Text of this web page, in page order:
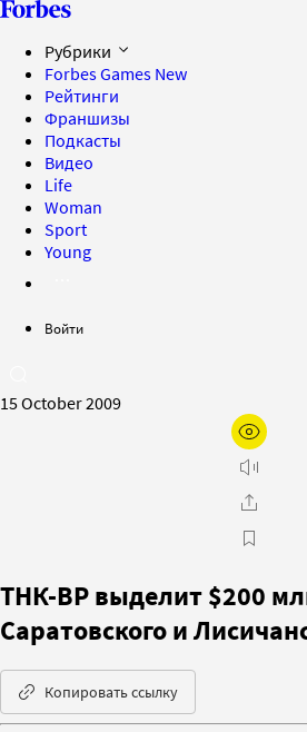
Рубрики
Forbes Games New
Рейтинги
Франшизы
Подкасты
Видео
Life
Woman
Sport
Young
Войти
15 October 2009
ТНК-BP выделит $200
Саратовского и
Копировать ссылку